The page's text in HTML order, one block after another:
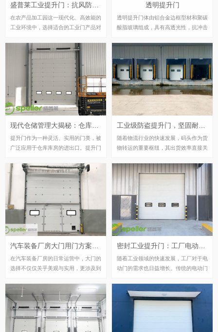
在农产品加工园这一现代化、高效能的
工业环境中，选择适合的工业门产品对
要。近年来，工业提升门凭借其独特的
优势，逐渐成为了众多企业的优选。本
文将重点探讨工业提升门在抗风防盗性
能、经久耐用稳定地运行以及齐全的安
全装置等方面的显著优势。
透明提升门
透明提升门体由铝合金边框型材和聚碳
酸脂玻璃组成，具有高透光性，抗冲击
视窗使建筑内部更加明亮、通透，达到
与陈列橱窗一样的效果，室外对室内的
展示一目了然。安装后使陈列室、展厅
等建筑内部采光充足、通透豁达，使参
观者漫步其中心情舒畅。
提升门作为一种灵活、实用的门类，被
广泛应用于仓库库房的进出口。提升门
可垂直提升，根据库房的安装条件进行
选择，灵活性很大。本文将介绍提升门
在仓库库房中的应用及其优势。 提升
门作为一种灵活、实用的门类，被广泛
应用于仓库库房的进出口。提升门的特
点是沿着轨道上下滑升，可转弯也可垂
直提升，根据库房的安装条件进行选
择，灵活性很大。本文将介绍提升门在
仓库库房中的应用及其优势。
随着物流行业的快速发展，码头作为货
物转运的重要枢纽，其出货效率直接关
景下，工业级提升门的一键联动功能在
码头出货口的应用，以其坚固耐用、便
性的改变。下文为您拓展解析该产品的
特点
在汽车装备厂房的日常运营中，大门的
选择不仅仅关乎美观与实用，更涉及到
需求。为此，我们盛普莱门业厂家推荐
采用保温提升门作为汽车装备厂房大门
的理想方案，它能够在满足厂房日常进
出的同时，实现防盗与节能的双重保
证。
随着工业领域的快速发展，工厂对于电
动门的需求也日益增长。传统的电动门
求，但在密封性和保温性方面却存在着
明显的不足。为了解决这个问题，密封
工业提升门应运而生，成为了工厂电动